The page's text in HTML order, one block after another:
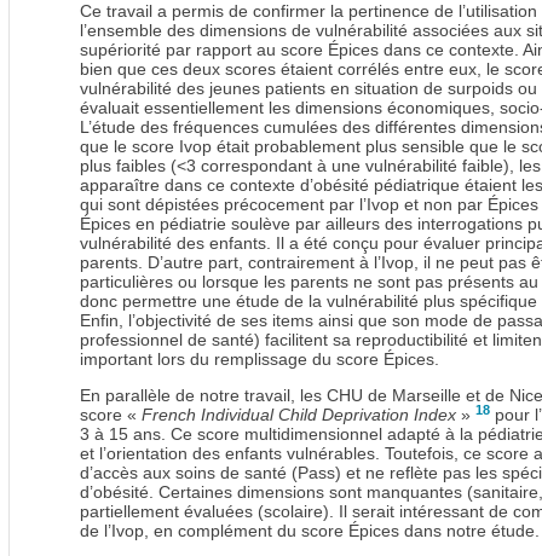
Ce travail a permis de confirmer la pertinence de
l’ensemble des dimensions de vulnérabilité associées aux
supériorité par rapport au score Épices dans ce contexte.
bien que ces deux scores étaient corrélés entre eux, le
vulnérabilité des jeunes patients en situation de surpoids
évaluait essentiellement les dimensions économiques,
L’étude des fréquences cumulées des différentes
que le score Ivop était probablement plus sensible que le
plus faibles (<3 correspondant à une vulnérabilité faible),
apparaître dans ce contexte d’obésité pédiatrique étaient
qui sont dépistées précocement par l’Ivop et non par
Épices en pédiatrie soulève par ailleurs des interrogations
vulnérabilité des enfants. Il a été conçu pour évaluer
parents. D’autre part, contrairement à l’Ivop, il ne peut pas
particulières ou lorsque les parents ne sont pas présents
donc permettre une étude de la vulnérabilité plus spécifique
Enfin, l’objectivité de ses items ainsi que son mode de
professionnel de santé) facilitent sa reproductibilité et
important lors du remplissage du score Épices.
En parallèle de notre travail, les CHU de Marseille et de
score « French Individual Child Deprivation Index » 18 pour
3 à 15 ans. Ce score multidimensionnel adapté à la
et l’orientation des enfants vulnérables. Toutefois, ce
d’accès aux soins de santé (Pass) et ne reflète pas les
d’obésité. Certaines dimensions sont manquantes
partiellement évaluées (scolaire). Il serait intéressant de
de l’Ivop, en complément du score Épices dans notre étude.